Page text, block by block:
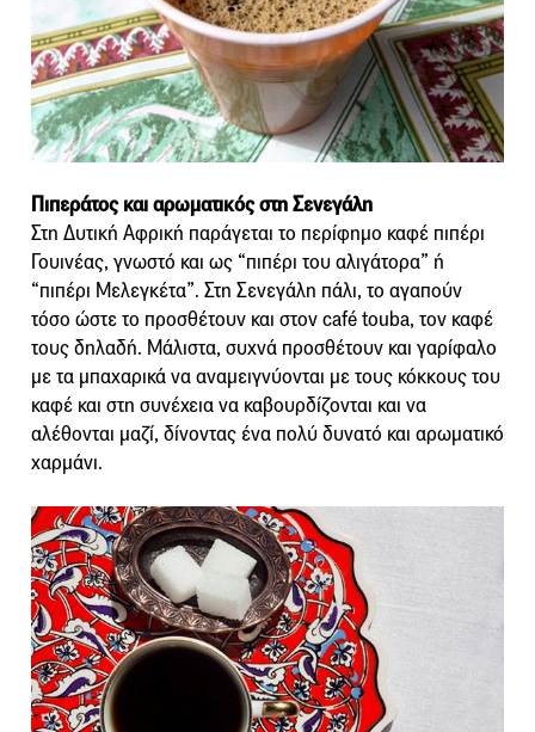
Πιπεράτος και αρωματικός στη Σενεγάλη
Στη Δυτική Αφρική παράγεται το περίφημο καφέ πιπέρι
Γουινέας, γνωστό και ως “πιπέρι του αλιγάτορα” ή
“πιπέρι Μελεγκέτα”. Στη Σενεγάλη πάλι, το αγαπούν
τόσο ώστε το προσθέτουν και στον café touba, τον καφέ
τους δηλαδή. Μάλιστα, συχνά προσθέτουν και γαρίφαλο
με τα μπαχαρικά να αναμειγνύονται με τους κόκκους του
καφέ και στη συνέχεια να καβουρδίζονται και να
αλέθονται μαζί, δίνοντας ένα πολύ δυνατό και αρωματικό
χαρμάνι.